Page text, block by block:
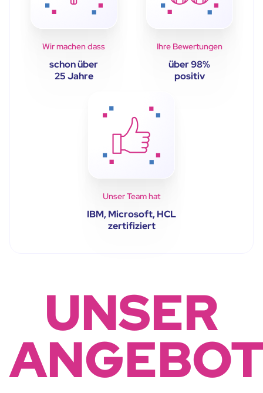
Wir machen dass
schon über
25 Jahre
Ihre Bewertungen
über 98%
positiv
Unser Team hat
IBM, Microsoft, HCL
zertifiziert
UNSER